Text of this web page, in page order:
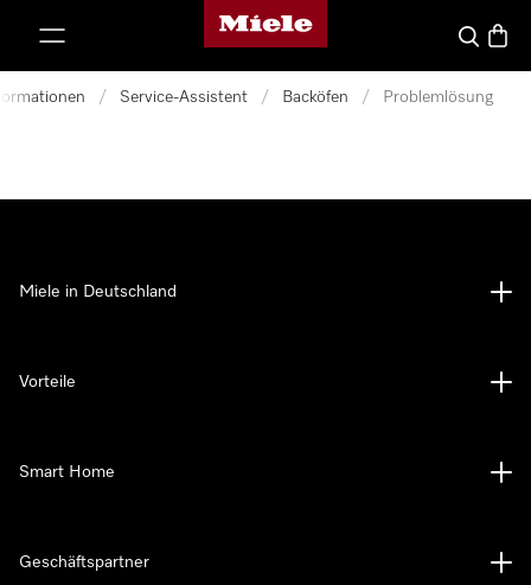
Miele-Homepage
Suche
/ Service-Assistent / Backöfen / Problemlösung
Miele in Deutschland
Vorteile
Smart Home
Geschäftspartner